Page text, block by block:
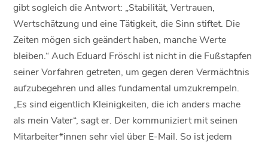
gibt sogleich die Antwort: „Stabilität, Vertrauen,
Wertschätzung und eine Tätigkeit, die Sinn stiftet. Die
Zeiten mögen sich geändert haben, manche Werte
bleiben.“ Auch Eduard Fröschl ist nicht in die Fußstapfen
seiner Vorfahren getreten, um gegen deren Vermächtnis
aufzubegehren und alles fundamental umzukrempeln.
„Es sind eigentlich Kleinigkeiten, die ich anders mache
als mein Vater“, sagt er. Der kommuniziert mit seinen
Mitarbeiter*innen sehr viel über E-Mail. So ist jedem